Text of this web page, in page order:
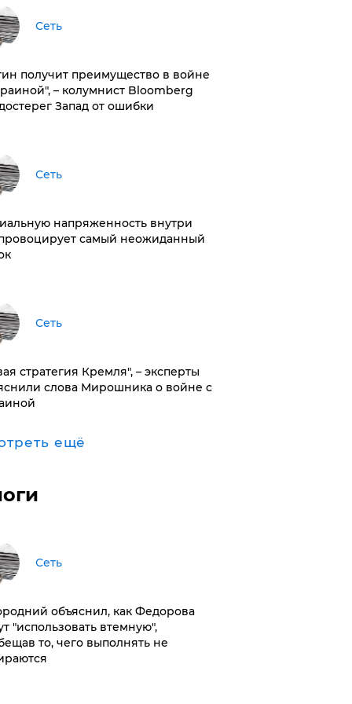
Сеть
получит преимущество в войне
– колумнист Bloomberg
Запад от ошибки
Сеть
напряженность внутри
самый неожиданный
Сеть
стратегия Кремля", – эксперты
слова Мирошника о войне с
ещё
Сеть
объяснил, как Федорова
"использовать втемную",
то, чего выполнять не